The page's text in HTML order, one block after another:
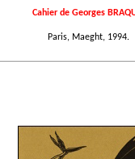
Cahier de Georges
Paris, Maeght, 1994.